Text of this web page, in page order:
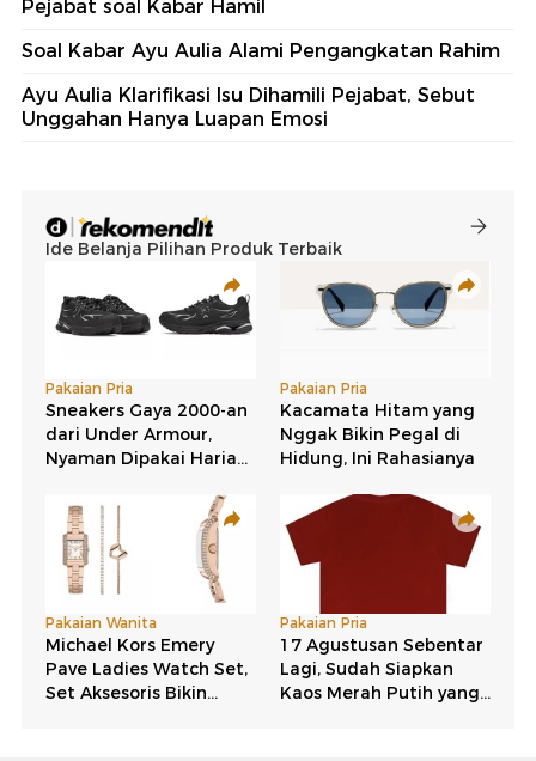
Pejabat soal Kabar Hamil
Soal Kabar Ayu Aulia Alami Pengangkatan Rahim
Ayu Aulia Klarifikasi Isu Dihamili Pejabat, Sebut
Unggahan Hanya Luapan Emosi